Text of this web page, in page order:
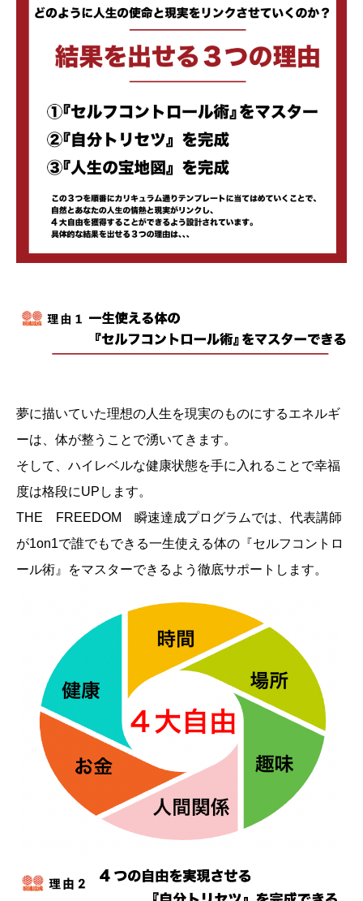
夢に描いていた理想の人生を現実のものにするエネルギ
ーは、体が整うことで湧いてきます。
そして、ハイレベルな健康状態を手に入れることで幸福
度は格段にUPします。
THE FREEDOM 瞬速達成プログラムでは、代表講師
が1on1で誰でもできる一生使える体の『セルフコントロ
ール術』をマスターできるよう徹底サポートします。